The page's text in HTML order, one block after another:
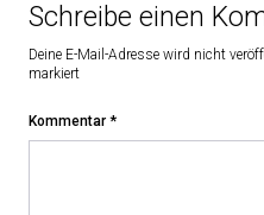
Schreibe einen
Deine E-Mail-Adresse wird nicht
markiert
Kommentar *